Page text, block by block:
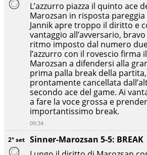
2° set Sinner-Marozsan 5-5: BREAK
L’azzurro piazza il quinto ace
Marozsan in risposta
Jannik apre troppo il diritto e
vantaggio all’avversario,
ritmo imposto dal numero
l’azzurro con il rovescio firma
Marozsan a difendersi alla
prima palla break della
prontamente cancellata
secondo ace del game. Ai
a fare la voce grossa e
importantissimo break.
09:34